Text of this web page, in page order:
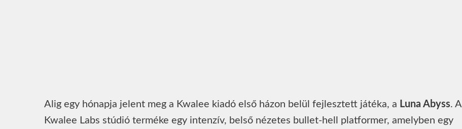
Alig egy hónapja jelent meg a Kwalee kiadó első házon belül fejlesztett játéka, a Luna Abyss. A
Kwalee Labs stúdió terméke egy intenzív, belső nézetes bullet-hell platformer, amelyben egy